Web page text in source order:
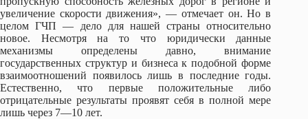
увеличение скорости движения», — отмечает он. Но в
целом ГЧП — дело для нашей страны относительно
новое. Несмотря на то что юридически данные
механизмы определены давно, внимание
государственных структур и бизнеса к подобной форме
взаимоотношений появилось лишь в последние годы.
Естественно, что первые положительные либо
отрицательные результаты проявят себя в полной мере
лишь через 7—10 лет.